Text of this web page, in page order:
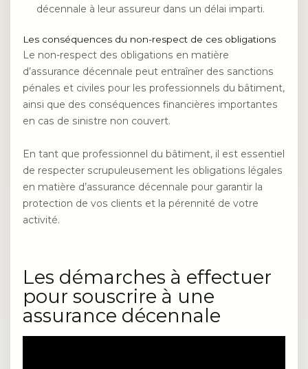
décennale à leur assureur dans un délai imparti.
Les conséquences du non-respect de ces obligations
Le non-respect des obligations en matière
d’assurance décennale peut entraîner des sanctions
pénales et civiles pour les professionnels du bâtiment,
ainsi que des conséquences financières importantes
en cas de sinistre non couvert.
En tant que professionnel du bâtiment, il est essentiel
de respecter scrupuleusement les obligations légales
en matière d’assurance décennale pour garantir la
protection de vos clients et la pérennité de votre
activité.
Les démarches à effectuer
pour souscrire à une
assurance décennale